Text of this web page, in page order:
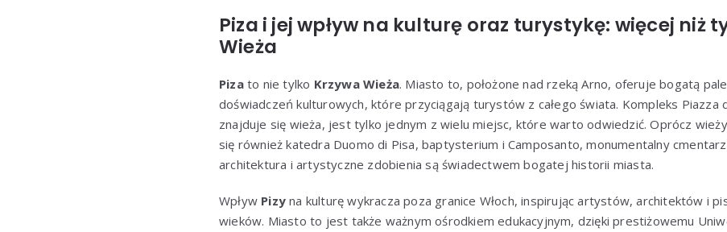
Piza i jej wpływ na kulturę oraz turystykę: więcej niż
Wieża
Pizato nie tylko Krzywa Wieża. Miasto to, położone nad rzeką Arno, oferuje bogatą
doświadczeń kulturowych, które przyciągają turystów z całego świata. Kompleks Piazza
znajduje się wieża, jest tylko jednym z wielu miejsc, które warto odwiedzić. Oprócz
się również katedra Duomo di Pisa, baptysterium i Camposanto, monumentalny
architektura i artystyczne zdobienia są świadectwem bogatej historii miasta.
Wpływ Pizy na kulturę wykracza poza granice Włoch, inspirując artystów, architektów i
wieków. Miasto to jest także ważnym ośrodkiem edukacyjnym, dzięki prestiżowemu